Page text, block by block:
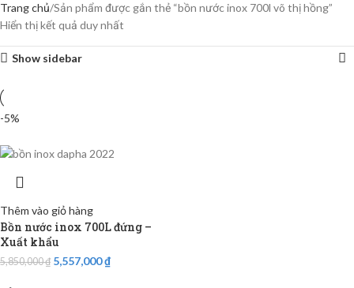
Trang chủ Sản phẩm được gắn thẻ “bồn nước inox 700l võ thị hồng”
Hiển thị kết quả duy nhất
Show sidebar
-5%
Thêm vào giỏ hàng
Bồn nước inox 700L đứng –
Xuất khẩu
5,850,000₫ 5,557,000₫